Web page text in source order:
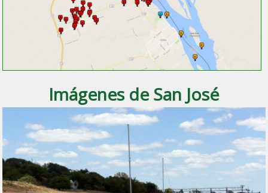
Imágenes de San José